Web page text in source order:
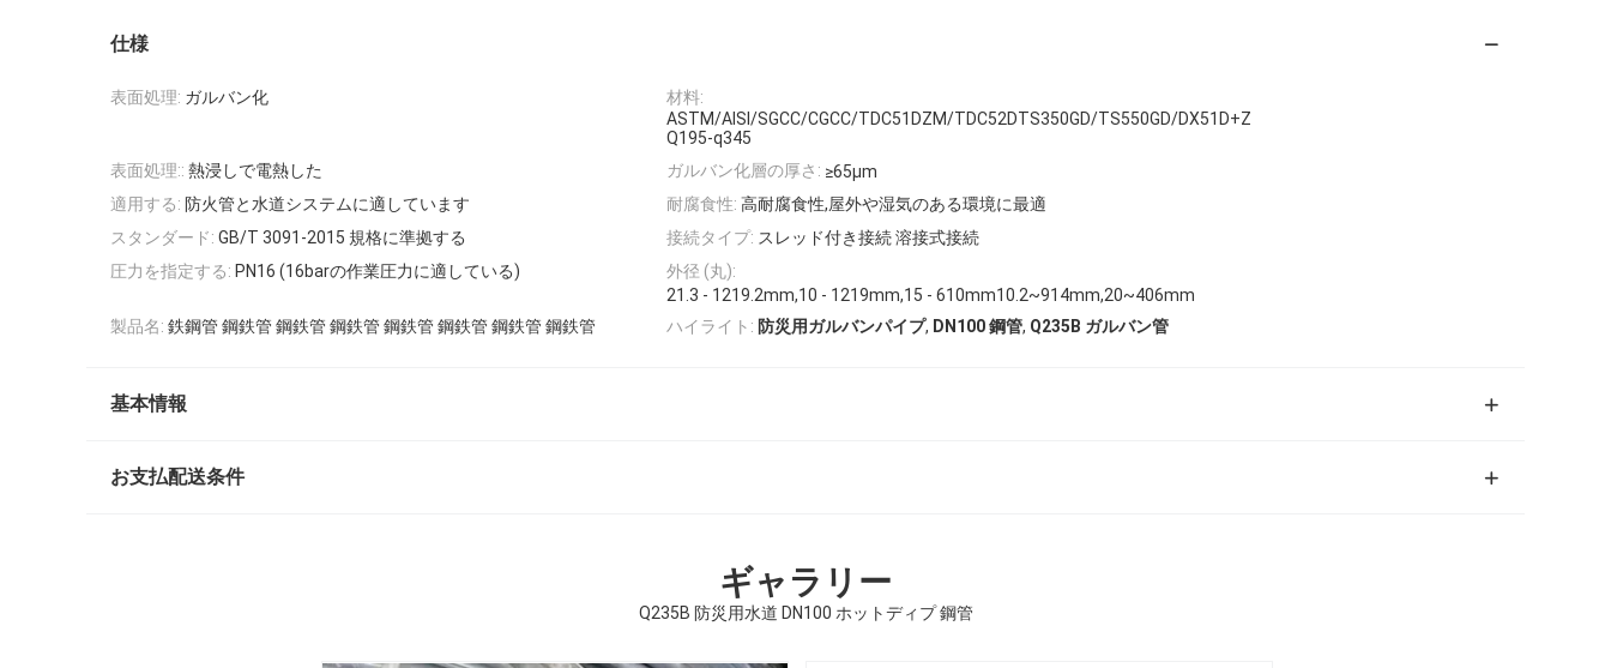
仕様
表面処理: ガルバン化
材料:
ASTM/AISI/SGCC/CGCC/TDC51DZM/TDC52DTS350GD/TS550GD/DX51D+Z
Q195-q345
表面処理:: 熱浸しで電熱した ガルバン化層の厚さ: ≥65μm
適用する: 防火管と水道システムに適しています 耐腐食性: 高耐腐食性,屋外や湿気のある環境に最適
スタンダード: GB/T 3091-2015 規格に準拠する 接続タイプ: スレッド付き接続 溶接式接続
圧力を指定する: PN16 (16barの作業圧力に適している)
外径 (丸):
21.3 - 1219.2mm,10 - 1219mm,15 - 610mm10.2~914mm,20~406mm
製品名: 鉄鋼管 鋼鉄管 鋼鉄管 鋼鉄管 鋼鉄管 鋼鉄管 鋼鉄管 鋼鉄管 ハイライト: 防災用ガルバンパイプ, DN100 鋼管, Q235B ガルバン管
基本情報
お支払配送条件
ギャラリー
Q235B 防災用水道 DN100 ホットディプ 鋼管